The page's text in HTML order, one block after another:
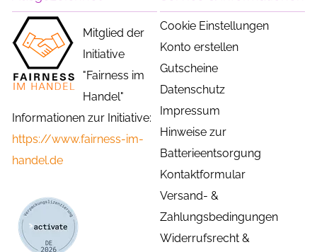
Mitglied der
Initiative
"Fairness im
Handel"
Informationen zur Initiative:
https://www.fairness-im-
handel.de
Cookie Einstellungen
Konto erstellen
Gutscheine
Datenschutz
Impressum
Hinweise zur
Batterieentsorgung
Kontaktformular
Versand- &
Zahlungsbedingungen
Widerrufsrecht &